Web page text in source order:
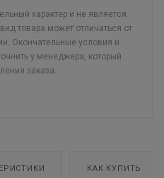
характер и не является
товара может отличаться от
Окончательные условия и
у менеджера, который
заказа.
КАК КУПИТЬ